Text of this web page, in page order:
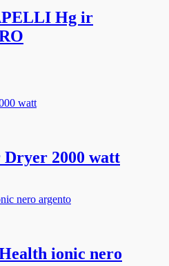
Hg ir
2000 watt
ionic nero